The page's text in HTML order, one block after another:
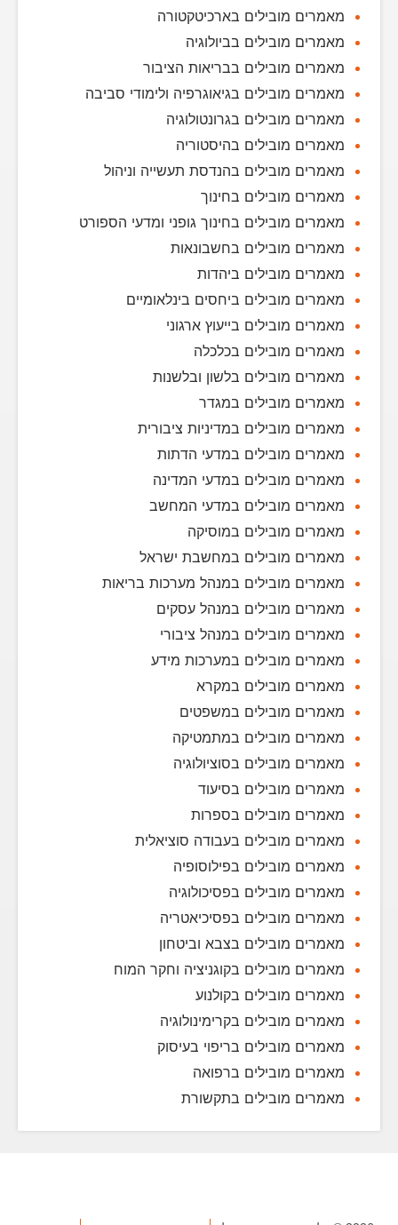
מאמרים מובילים בארכיטקטורה
מאמרים מובילים בביולוגיה
מאמרים מובילים בבריאות הציבור
מאמרים מובילים בגיאוגרפיה ולימודי סביבה
מאמרים מובילים בגרונטולוגיה
מאמרים מובילים בהיסטוריה
מאמרים מובילים בהנדסת תעשייה וניהול
מאמרים מובילים בחינוך
מאמרים מובילים בחינוך גופני ומדעי הספורט
מאמרים מובילים בחשבונאות
מאמרים מובילים ביהדות
מאמרים מובילים ביחסים בינלאומיים
מאמרים מובילים בייעוץ ארגוני
מאמרים מובילים בכלכלה
מאמרים מובילים בלשון ובלשנות
מאמרים מובילים במגדר
מאמרים מובילים במדיניות ציבורית
מאמרים מובילים במדעי הדתות
מאמרים מובילים במדעי המדינה
מאמרים מובילים במדעי המחשב
מאמרים מובילים במוסיקה
מאמרים מובילים במחשבת ישראל
מאמרים מובילים במנהל מערכות בריאות
מאמרים מובילים במנהל עסקים
מאמרים מובילים במנהל ציבורי
מאמרים מובילים במערכות מידע
מאמרים מובילים במקרא
מאמרים מובילים במשפטים
מאמרים מובילים במתמטיקה
מאמרים מובילים בסוציולוגיה
מאמרים מובילים בסיעוד
מאמרים מובילים בספרות
מאמרים מובילים בעבודה סוציאלית
מאמרים מובילים בפילוסופיה
מאמרים מובילים בפסיכולוגיה
מאמרים מובילים בפסיכיאטריה
מאמרים מובילים בצבא וביטחון
מאמרים מובילים בקוגניציה וחקר המוח
מאמרים מובילים בקולנוע
מאמרים מובילים בקרימינולוגיה
מאמרים מובילים בריפוי בעיסוק
מאמרים מובילים ברפואה
מאמרים מובילים בתקשורת